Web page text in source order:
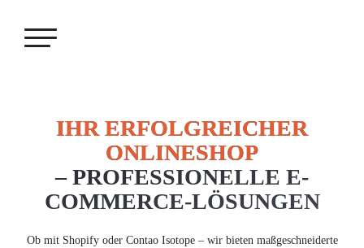
IHR ERFOLGREICHER
ONLINESHOP
– PROFESSIONELLE E-
COMMERCE-LÖSUNGEN
Ob mit Shopify oder Contao Isotope – wir bieten maßgeschneiderte